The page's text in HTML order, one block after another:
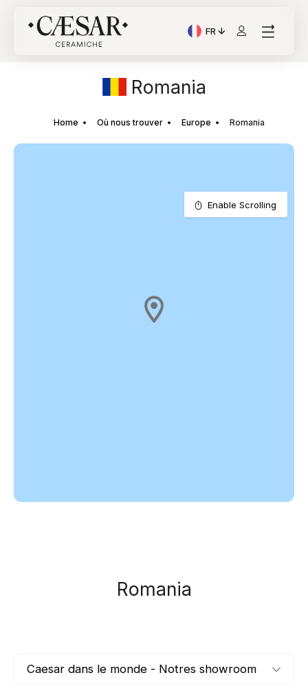
FR
Langue actuelle:
Romania
Home Où nous trouver Europe Romania
Enable Scrolling
Romania
Caesar dans le monde - Notres showroom